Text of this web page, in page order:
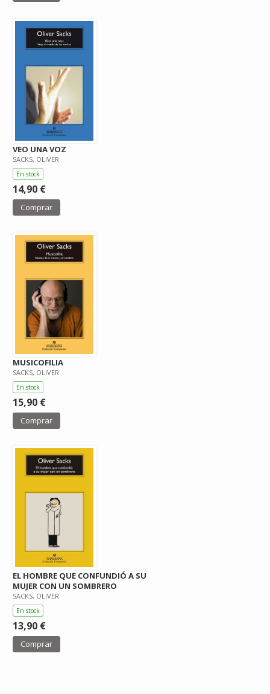
VEO UNA VOZ
SACKS, OLIVER
En stock
14,90 €
Comprar
MUSICOFILIA
SACKS, OLIVER
En stock
15,90 €
Comprar
EL HOMBRE QUE CONFUNDIÓ A SU
MUJER CON UN SOMBRERO
SACKS, OLIVER
En stock
13,90 €
Comprar